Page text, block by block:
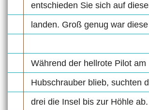
entschieden Sie sich auf
landen. Groß genug war
Während der hellrote Pilot am
Hubschrauber blieb, suchten
drei die Insel bis zur Höhle